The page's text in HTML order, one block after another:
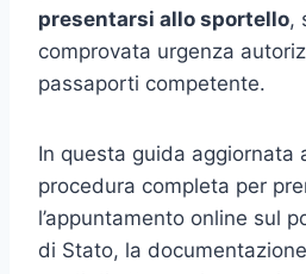
presentarsi allo sportello,
comprovata urgenza
passaporti competente.
In questa guida aggiornata
procedura completa per
l’appuntamento online sul
di Stato, la